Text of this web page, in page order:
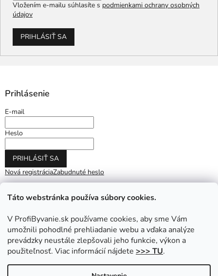
Táto webstránka používa súbory cookies.
V ProfiByvanie.sk používame cookies, aby sme Vám
umožnili pohodlné prehliadanie webu a vďaka analýze
prevádzky neustále zlepšovali jeho funkcie, výkon a
použiteľnosť. Viac informácií nájdete >>> TU.
Vložením e-mailu súhlasíte s podmienkami ochrany osobných
údajov
PRIHLÁSIŤ SA
Prihlásenie
E-mail
Heslo
PRIHLÁSIŤ SA
Nová registráciaZabudnuté heslo